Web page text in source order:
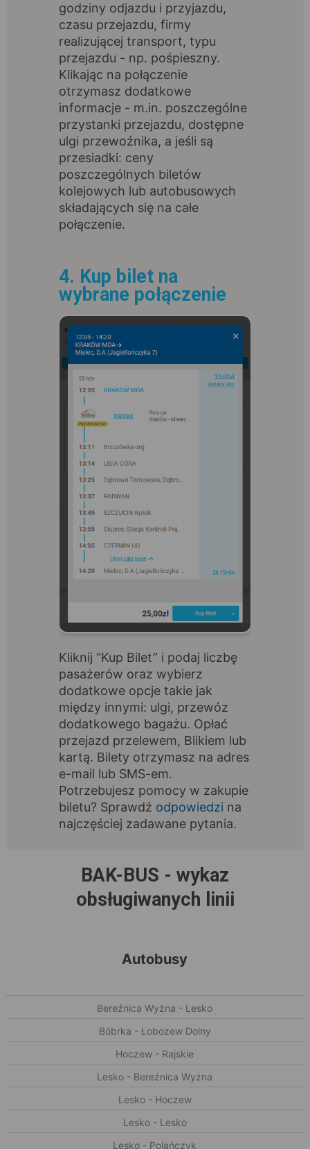
godziny odjazdu i przyjazdu,
czasu przejazdu, firmy
realizującej transport, typu
przejazdu - np. pośpieszny.
Klikając na połączenie
otrzymasz dodatkowe
informacje - m.in. poszczególne
przystanki przejazdu, dostępne
ulgi przewoźnika, a jeśli są
przesiadki: ceny
poszczególnych biletów
kolejowych lub autobusowych
składających się na całe
połączenie.
4. Kup bilet na
wybrane połączenie
Kliknij “Kup Bilet” i podaj liczbę
pasażerów oraz wybierz
dodatkowe opcje takie jak
między innymi: ulgi, przewóz
dodatkowego bagażu. Opłać
przejazd przelewem, Blikiem lub
kartą. Bilety otrzymasz na adres
e-mail lub SMS-em.
Potrzebujesz pomocy w zakupie
biletu? Sprawdź odpowiedzi na
najczęściej zadawane pytania.
BAK-BUS - wykaz
obsługiwanych linii
Autobusy
Bereźnica Wyżna - Lesko
Bóbrka - Łobozew Dolny
Hoczew - Rajskie
Lesko - Bereźnica Wyżna
Lesko - Hoczew
Lesko - Lesko
Lesko - Polańczyk